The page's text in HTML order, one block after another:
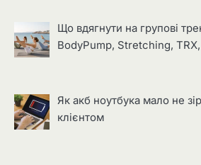
Що вдягнути на групові
BodyPump, Stretching,
Як акб ноутбука мало не
клієнтом